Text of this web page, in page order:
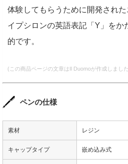
体験してもらうために開発された
イプシロンの英語表記「Y」をか
的です。
(この商品ページの文章はIl Duomoが作成しました
ペンの仕様
素材 レジン
キャップタイプ 嵌め込み式